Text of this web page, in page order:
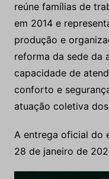
reúne famílias de
em 2014 e
produção e
reforma da sede da
capacidade de
conforto e
atuação coletiva
A entrega oficial do
28 de janeiro de